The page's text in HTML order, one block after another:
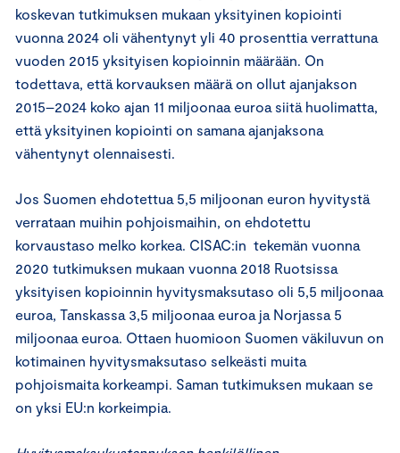
koskevan tutkimuksen mukaan yksityinen kopiointi
vuonna 2024 oli vähentynyt yli 40 prosenttia verrattuna
vuoden 2015 yksityisen kopioinnin määrään. On
todettava, että korvauksen määrä on ollut ajanjakson
2015–2024 koko ajan 11 miljoonaa euroa siitä huolimatta,
että yksityinen kopiointi on samana ajanjaksona
vähentynyt olennaisesti.
Jos Suomen ehdotettua 5,5 miljoonan euron hyvitystä
verrataan muihin pohjoismaihin, on ehdotettu
korvaustaso melko korkea. CISAC:in tekemän vuonna
2020 tutkimuksen mukaan vuonna 2018 Ruotsissa
yksityisen kopioinnin hyvitysmaksutaso oli 5,5 miljoonaa
euroa, Tanskassa 3,5 miljoonaa euroa ja Norjassa 5
miljoonaa euroa. Ottaen huomioon Suomen väkiluvun on
kotimainen hyvitysmaksutaso selkeästi muita
pohjoismaita korkeampi. Saman tutkimuksen mukaan se
on yksi EU:n korkeimpia.